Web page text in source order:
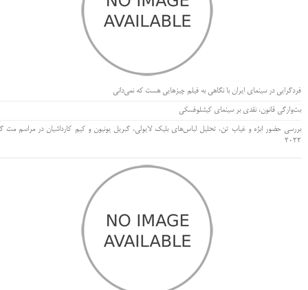
فردگرایی در سینمای ایران با نگاهی به فیلم چیزهایی هست که نمی‌دانی
بت‌وارگی قانون، نقدی بر سینمای کیشلوفسکی
بررسی حضور ابژه و غیاب تن، تحلیل لباس‌های بلیک لایولی، گبریل یونیون و کیم کارداشیان در مراسم مت
۲۰۲۲